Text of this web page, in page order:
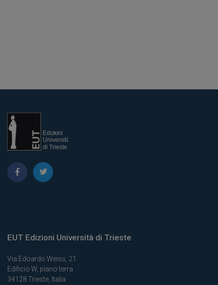
EUT Edizioni Università di Trieste
Via Edoardo Weiss, 21
Edificio W, piano terra
34128 Trieste, Italia